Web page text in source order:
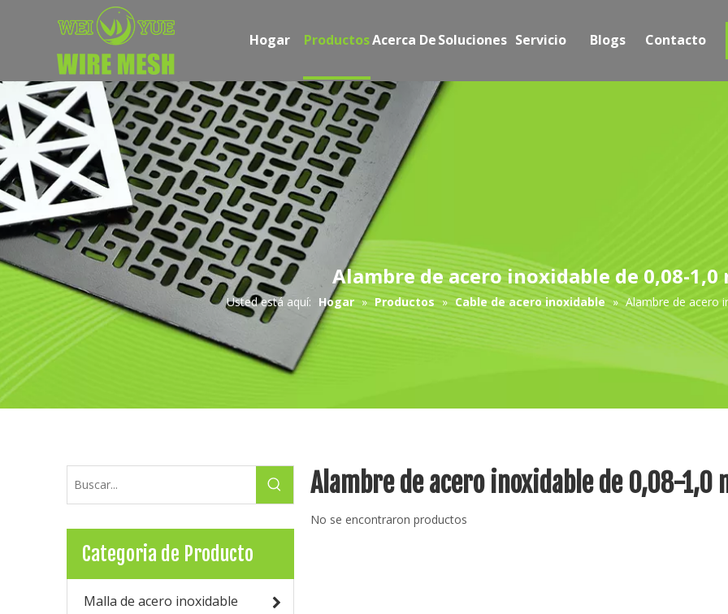
Hogar ProductosAcerca DeSoluciones Servicio Blogs Contacto
Alambre de acero inoxidable de 0,08-1,0
Usted está aquí: Hogar » Productos » Cable de acero inoxidable » Alambre de acero
Categoria de Producto
Malla de acero inoxidable
Alambre de acero inoxidable de 0,08-1,0
No se encontraron productos